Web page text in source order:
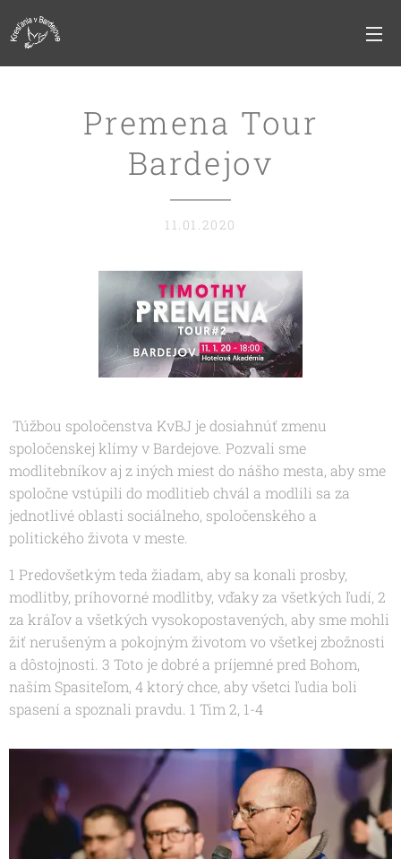
Premena Tour
Bardejov
11.01.2020
Túžbou spoločenstva KvBJ je dosiahnúť zmenu
spoločenskej klímy v Bardejove. Pozvali sme
modlitebníkov aj z iných miest do nášho mesta, aby sme
spoločne vstúpili do modlitieb chvál a modlili sa za
jednotlivé oblasti sociálneho, spoločenského a
politického života v meste.
1 Predovšetkým teda žiadam, aby sa konali prosby,
modlitby, príhovorné modlitby, vďaky za všetkých ľudí, 2
za kráľov a všetkých vysokopostavených, aby sme mohli
žiť nerušeným a pokojným životom vo všetkej zbožnosti
a dôstojnosti. 3 Toto je dobré a príjemné pred Bohom,
naším Spasiteľom, 4 ktorý chce, aby všetci ľudia boli
spasení a spoznali pravdu. 1 Tim 2, 1-4